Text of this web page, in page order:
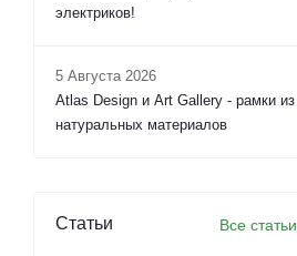
электриков!
5 Августа 2026
Atlas Design и Art Gallery - рамки из
натуральных материалов
Статьи Все статьи